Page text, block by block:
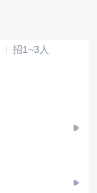
招1~3人